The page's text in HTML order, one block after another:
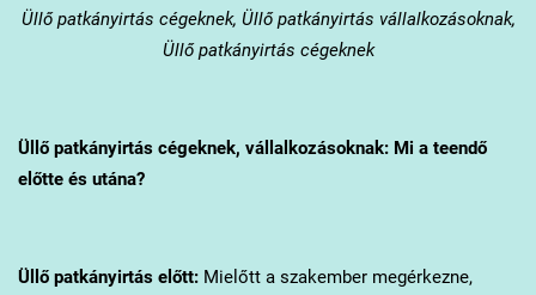
Üllő patkányirtás cégeknek, Üllő patkányirtás vállalkozásoknak,
Üllő patkányirtás cégeknek
Üllőpatkányirtás cégeknek, vállalkozásoknak: Mi a teendő
előtte és utána?
Üllőpatkányirtás előtt:Mielőtt a szakember megérkezne,